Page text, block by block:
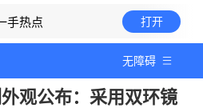
手热点 打开
无障碍
观公布：采用双环镜